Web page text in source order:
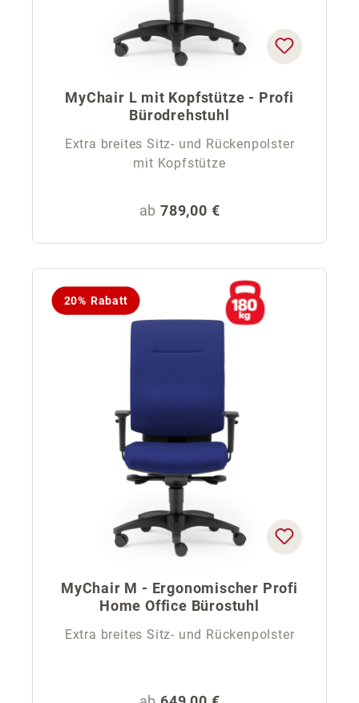
MyChair L mit Kopfstütze - Profi
Bürodrehstuhl
Extra breites Sitz- und Rückenpolster
mit Kopfstütze
Regulärer Preis:
ab 789,00 €
20% Rabatt
MyChair M - Ergonomischer Profi
Home Office Bürostuhl
Extra breites Sitz- und Rückenpolster